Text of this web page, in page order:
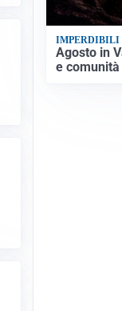
IMPERDIBILI
Agosto in
e comunità